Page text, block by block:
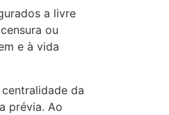
a livre
ou
e à vida
da
prévia. Ao